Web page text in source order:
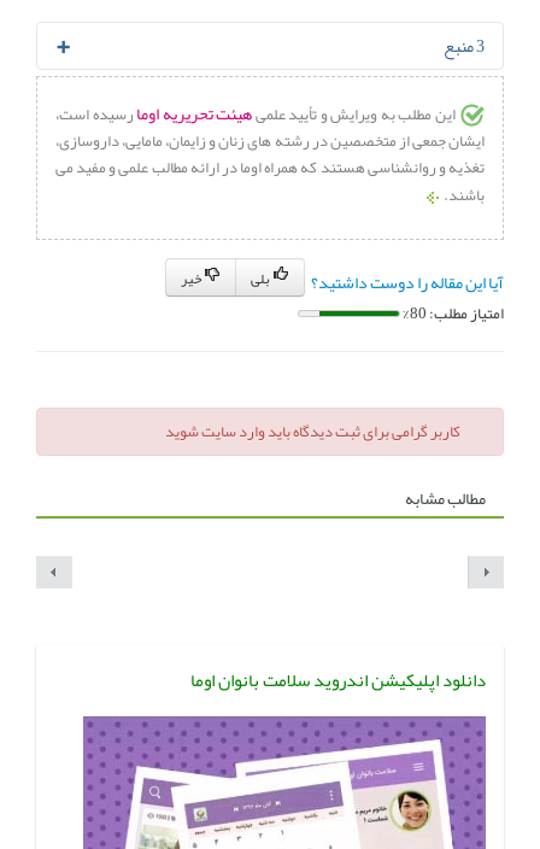
3 منبع
Where Do Hair Genes Come From? Mom or Dad?
What to know about genetics and hair
Do You Get Your Hair Genes From Mom Or Dad?
این مطلب به ویرایش و تأیید علمیهیئت تحریریه اومارسیده است،
ایشان جمعی از متخصصین در رشته های زنان و زایمان، مامایی، داروسازی،
تغذیه و روانشناسی هستند که همراه اوما در ارائه مطالب علمی و مفید می
باشند.
آیا این مقاله را دوست داشتید؟
امتیاز مطلب: 80%
کاربر گرامی برای ثبت دیدگاه باید وارد سایت شوید
مطالب مشابه
دانلود اپلیکیشن اندروید سلامت بانوان اوما